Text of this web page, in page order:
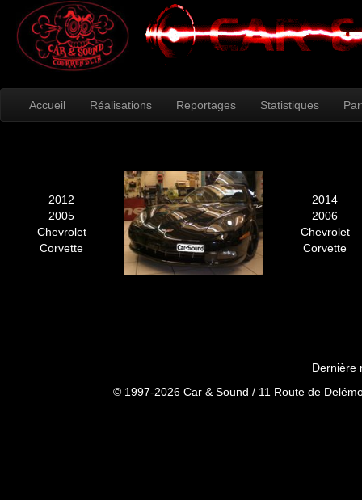
Accueil Réalisations Reportages Statistiques
2012
2005
Chevrolet
Corvette
2014
2006
Chevrolet
Corvette
Dernière
© 1997-2026 Car & Sound / 11 Route de